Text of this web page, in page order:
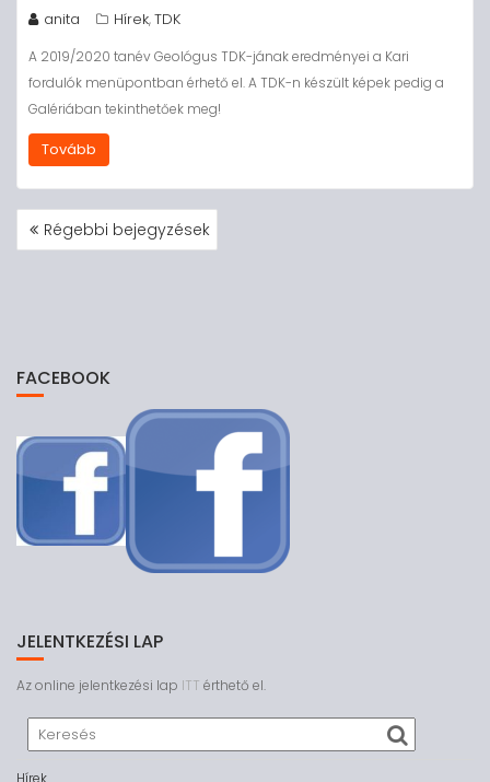
anita Hírek,TDK
A 2019/2020 tanév Geológus TDK-jának eredményei a Kari
fordulók menüpontban érhető el. A TDK-n készült képek pedig a
Galériában tekinthetőek meg!
Tovább
BEJEGYZÉS
NAVIGÁCIÓ
Régebbi bejegyzések
FACEBOOK
JELENTKEZÉSI LAP
Az online jelentkezési lap ITT érthető el.
Hírek